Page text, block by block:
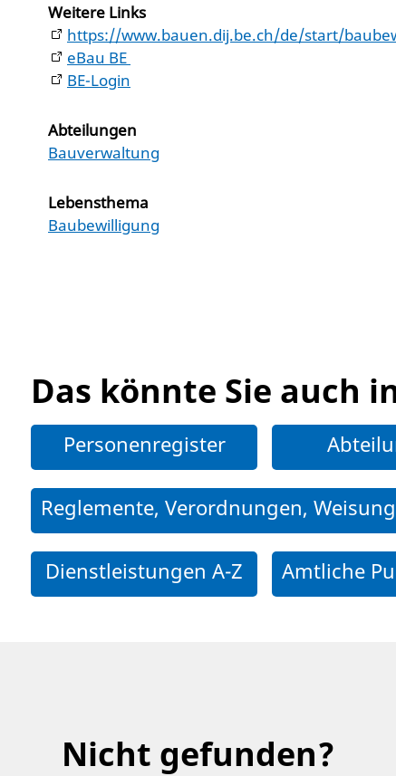
Weitere Links
https://www.bauen.dij.be.ch/de/start/
eBau BE
BE-Login
Abteilungen
Bauverwaltung
Lebensthema
Baubewilligung
Das könnte Sie auch
Personenregister
Reglemente, Verordnungen,
Dienstleistungen A-Z Amtliche
Nicht gefunden?